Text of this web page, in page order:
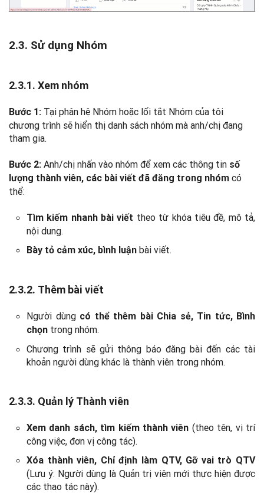
2.3. Sử dụng Nhóm
2.3.1. Xem nhóm
Bước 1: Tại phân hệ Nhóm hoặc lối tắt Nhóm của tôi
chương trình sẽ hiển thị danh sách nhóm mà anh/chị đang
tham gia.
Bước 2: Anh/chị nhấn vào nhóm để xem các thông tin số
lượng thành viên, các bài viết đã đăng trong nhóm có
thể:
Tìm kiếm nhanh bài viết theo từ khóa tiêu đề, mô tả,
nội dung.
Bày tỏ cảm xúc, bình luận bài viết.
2.3.2. Thêm bài viết
Người dùng có thể thêm bài Chia sẻ, Tin tức, Bình
chọn trong nhóm.
Chương trình sẽ gửi thông báo đăng bài đến các tài
khoản người dùng khác là thành viên trong nhóm.
2.3.3. Quản lý Thành viên
Xem danh sách, tìm kiếm thành viên (theo tên, vị trí
công việc, đơn vị công tác).
Xóa thành viên, Chỉ định làm QTV, Gỡ vai trò QTV
(Lưu ý: Người dùng là Quản trị viên mới thực hiện được
các thao tác này).